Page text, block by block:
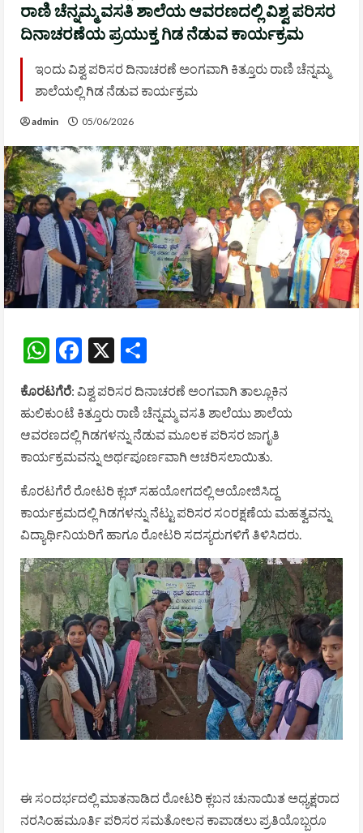
ರಾಣಿ ಚೆನ್ನಮ್ಮ ವಸತಿ ಶಾಲೆಯ ಆವರಣದಲ್ಲಿ ವಿಶ್ವ ಪರಿಸರ
ದಿನಾಚರಣೆಯ ಪ್ರಯುಕ್ತ ಗಿಡ ನೆಡುವ ಕಾರ್ಯಕ್ರಮ
ಇಂದು ವಿಶ್ವ ಪರಿಸರ ದಿನಾಚರಣೆ ಅಂಗವಾಗಿ ಕಿತ್ತೂರು ರಾಣಿ ಚೆನ್ನಮ್ಮ
ಶಾಲೆಯಲ್ಲಿ ಗಿಡ ನೆಡುವ ಕಾರ್ಯಕ್ರಮ
admin 05/06/2026
WhatsApp
Facebook
X
ಕೊರಟಗೆರೆ: ವಿಶ್ವ ಪರಿಸರ ದಿನಾಚರಣೆ ಅಂಗವಾಗಿ ತಾಲ್ಲೂಕಿನ
ಹುಲಿಕುಂಟೆ ಕಿತ್ತೂರು ರಾಣಿ ಚೆನ್ನಮ್ಮ ವಸತಿ ಶಾಲೆಯು ಶಾಲೆಯ
ಆವರಣದಲ್ಲಿ ಗಿಡಗಳನ್ನು ನೆಡುವ ಮೂಲಕ ಪರಿಸರ ಜಾಗೃತಿ
ಕಾರ್ಯಕ್ರಮವನ್ನು ಅರ್ಥಪೂರ್ಣವಾಗಿ ಆಚರಿಸಲಾಯಿತು.
ಕೊರಟಗೆರೆ ರೋಟರಿ ಕ್ಲಬ್ ಸಹಯೋಗದಲ್ಲಿ ಆಯೋಜಿಸಿದ್ದ
ಕಾರ್ಯಕ್ರಮದಲ್ಲಿ ಗಿಡಗಳನ್ನು ನೆಟ್ಟು ಪರಿಸರ ಸಂರಕ್ಷಣೆಯ ಮಹತ್ವವನ್ನು
ವಿದ್ಯಾರ್ಥಿನಿಯರಿಗೆ ಹಾಗೂ ರೋಟರಿ ಸದಸ್ಯರುಗಳಿಗೆ ತಿಳಿಸಿದರು.
ಈ ಸಂದರ್ಭದಲ್ಲಿ ಮಾತನಾಡಿದ ರೋಟರಿ ಕ್ಲಬನ ಚುನಾಯಿತ ಅಧ್ಯಕ್ಷರಾದ
ನರಸಿಂಹಮೂರ್ತಿ ಪರಿಸರ ಸಮತೋಲನ ಕಾಪಾಡಲು ಪ್ರತಿಯೊಬ್ಬರೂ